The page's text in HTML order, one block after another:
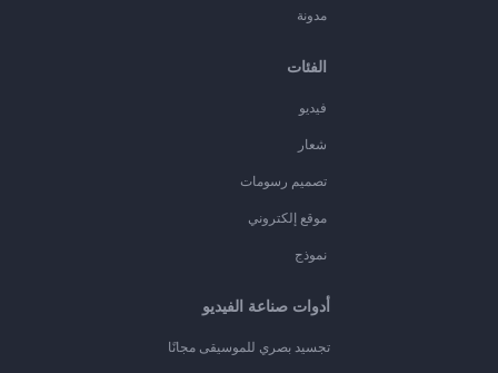
مدونة
الفئات
فيديو
شعار
تصميم رسومات
موقع إلكتروني
نموذج
أدوات صناعة الفيديو
تجسيد بصري للموسيقى مجانًا